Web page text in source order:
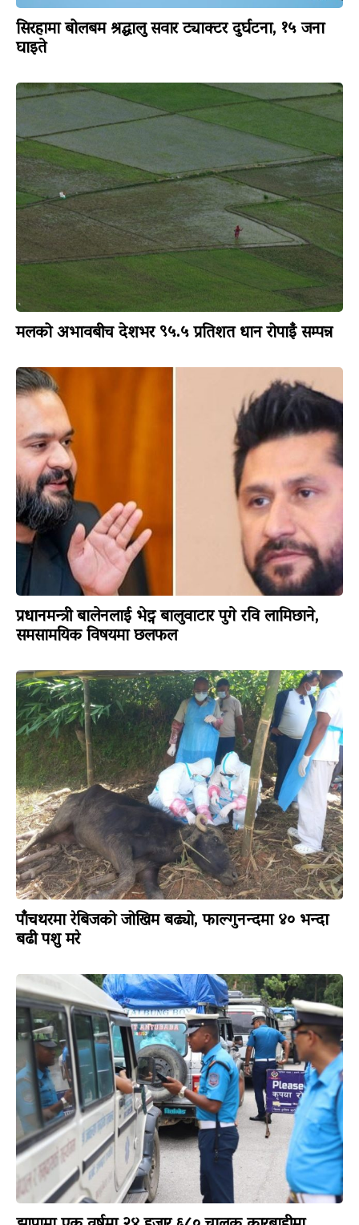
सिरहामा बोलबम श्रद्धालु सवार ट्याक्टर दुर्घटना, १५ जना
घाइते
मलको अभावबीच देशभर ९५.५ प्रतिशत धान रोपाइँ सम्पन्न
प्रधानमन्त्री बालेनलाई भेट्न बालुवाटार पुगे रवि लामिछाने,
समसामयिक विषयमा छलफल
पाँचथरमा रेबिजको जोखिम बढ्यो, फाल्गुनन्दमा ४० भन्दा
बढी पशु मरे